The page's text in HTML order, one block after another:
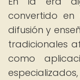
convertido
difusión y
tradicionales
como